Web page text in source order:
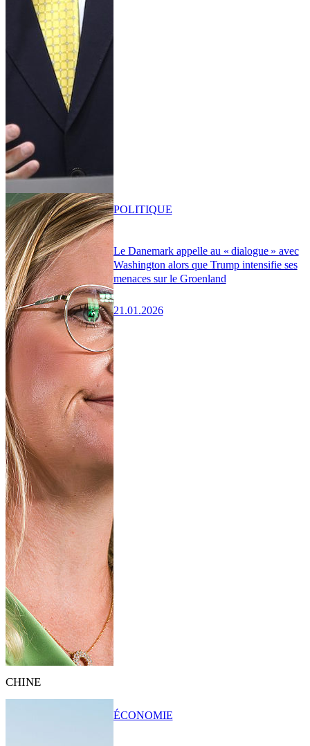
Le Danemark appelle au « dialogue » avec
Washington alors que Trump intensifie ses
menaces sur le Groenland
21.01.2026
POLITIQUE
CHINE
ÉCONOMIE